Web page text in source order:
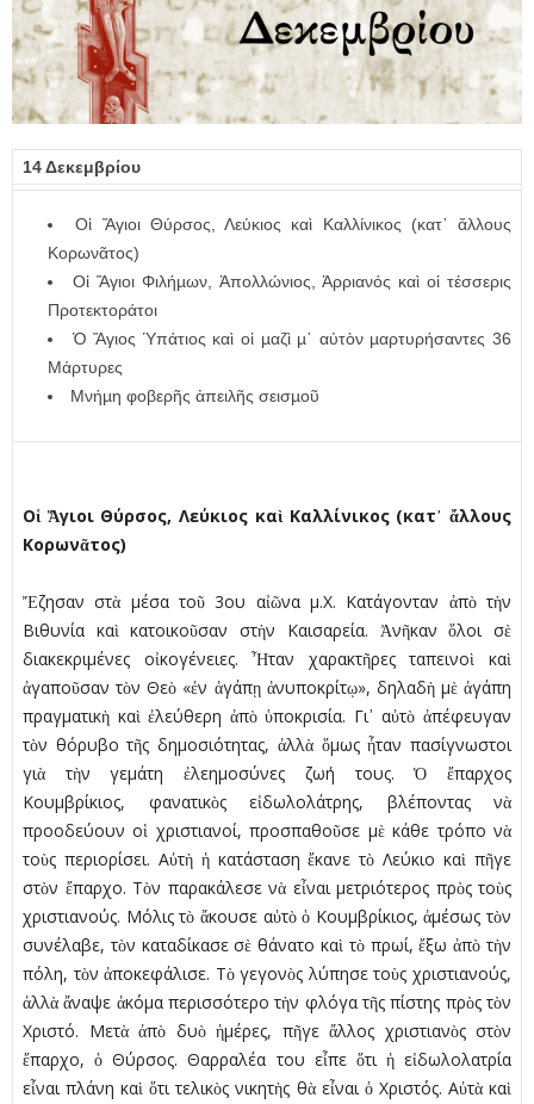
14 Δεκεμβρίου
Οἱ Ἅγιοι Θύρσος, Λεύκιος καὶ Καλλίνικος (κατ᾿ ἄλλους
Κορωνᾶτος)
Οἱ Ἅγιοι Φιλήµων, Ἀπολλώνιος, Ἀρριανός καὶ οἱ τέσσερις
Προτεκτοράτοι
Ὁ Ἅγιος Ὑπάτιος καὶ οἱ µαζὶ µ᾿ αὐτὸν µαρτυρήσαντες 36
Μάρτυρες
Μνήµη φοβερῆς ἀπειλῆς σεισµοῦ
Οἱ Ἅγιοι Θύρσος, Λεύκιος καὶ Καλλίνικος (κατ᾿ ἄλλους
Κορωνᾶτος)
Ἔζησαν στὰ µέσα τοῦ 3ου αἰῶνα µ.Χ. Κατάγονταν ἀπὸ τὴν
Βιθυνία καὶ κατοικοῦσαν στὴν Καισαρεία. Ἀνῆκαν ὅλοι σὲ
διακεκριµένες οἰκογένειες. Ἦταν χαρακτῆρες ταπεινοὶ καὶ
ἀγαποῦσαν τὸν Θεὸ «ἐν ἀγάπῃ ἀνυποκρίτῳ», δηλαδὴ µὲ ἀγάπη
πραγµατικὴ καὶ ἐλεύθερη ἀπὸ ὑποκρισία. Γι᾿ αὐτὸ ἀπέφευγαν
τὸν θόρυβο τῆς δηµοσιότητας, ἀλλὰ ὅµως ἦταν πασίγνωστοι
γιὰ τὴν γεµάτη ἐλεηµοσύνες ζωή τους. Ὁ ἔπαρχος
Κουµβρίκιος, φανατικὸς εἰδωλολάτρης, βλέποντας νὰ
προοδεύουν οἱ χριστιανοί, προσπαθοῦσε µὲ κάθε τρόπο νὰ
τοὺς περιορίσει. Αὐτὴ ἡ κατάσταση ἔκανε τὸ Λεύκιο καὶ πῆγε
στὸν ἔπαρχο. Τὸν παρακάλεσε νὰ εἶναι µετριότερος πρὸς τοὺς
χριστιανούς. Μόλις τὸ ἄκουσε αὐτὸ ὁ Κουµβρίκιος, ἀµέσως τὸν
συνέλαβε, τὸν καταδίκασε σὲ θάνατο καὶ τὸ πρωί, ἔξω ἀπὸ τὴν
πόλη, τὸν ἀποκεφάλισε. Τὸ γεγονὸς λύπησε τοὺς χριστιανούς,
ἀλλὰ ἄναψε ἀκόµα περισσότερο τὴν φλόγα τῆς πίστης πρὸς τὸν
Χριστό. Μετὰ ἀπὸ δυὸ ἡµέρες, πῆγε ἄλλος χριστιανὸς στὸν
ἔπαρχο, ὁ Θύρσος. Θαρραλέα του εἶπε ὅτι ἡ εἰδωλολατρία
εἶναι πλάνη καὶ ὅτι τελικὸς νικητὴς θὰ εἶναι ὁ Χριστός. Αὐτὰ καὶ